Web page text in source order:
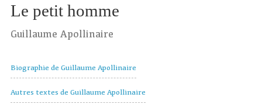
Le petit homme
Guillaume Apollinaire
Biographie de Guillaume Apollinaire
Autres textes de Guillaume Apollinaire